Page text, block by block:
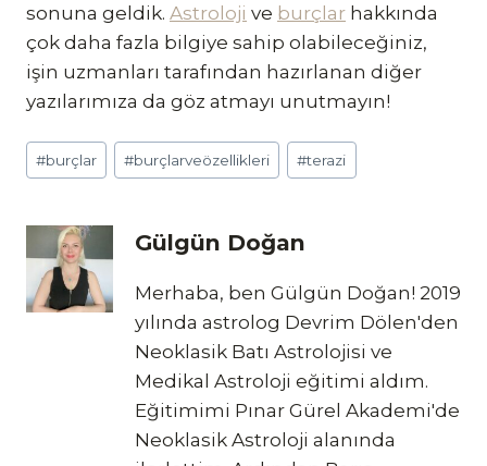
sonuna geldik. Astroloji ve burçlar hakkında
çok daha fazla bilgiye sahip olabileceğiniz,
işin uzmanları tarafından hazırlanan diğer
yazılarımıza da göz atmayı unutmayın!
Post
Tags:
#burçlar #burçlarveözellikleri #terazi
Gülgün Doğan
Merhaba, ben Gülgün Doğan! 2019
yılında astrolog Devrim Dölen'den
Neoklasik Batı Astrolojisi ve
Medikal Astroloji eğitimi aldım.
Eğitimimi Pınar Gürel Akademi'de
Neoklasik Astroloji alanında